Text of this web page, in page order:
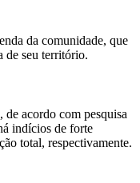
da comunidade, que
de seu território.
acordo com pesquisa
indícios de forte
total, respectivamente.